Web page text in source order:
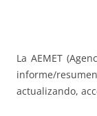
La AEMET
informe/
actualizando,